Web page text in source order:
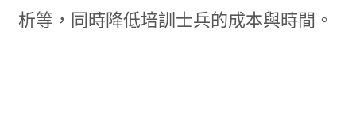
析等，同時降低培訓士兵的成本與時間。